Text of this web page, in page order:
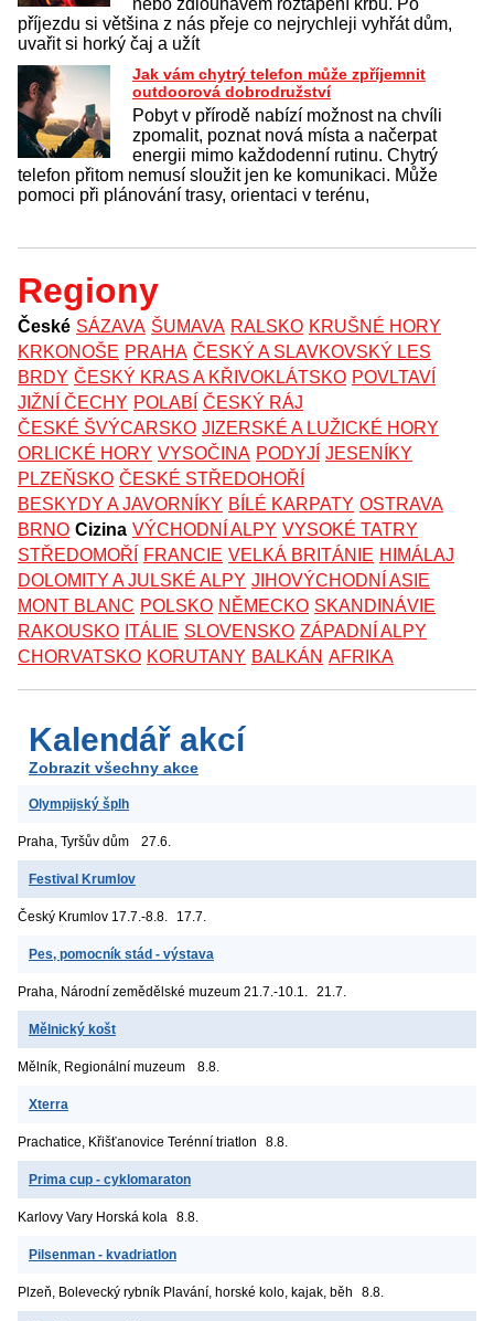
nebo zdlouhavém roztápění krbu. Po
příjezdu si většina z nás přeje co nejrychleji vyhřát dům,
uvařit si horký čaj a užít
Jak vám chytrý telefon může zpříjemnit
outdoorová dobrodružství
Pobyt v přírodě nabízí možnost na chvíli
zpomalit, poznat nová místa a načerpat
energii mimo každodenní rutinu. Chytrý
telefon přitom nemusí sloužit jen ke komunikaci. Může
pomoci při plánování trasy, orientaci v terénu,
Regiony
České SÁZAVA ŠUMAVA RALSKO KRUŠNÉ HORY
KRKONOŠE PRAHA ČESKÝ A SLAVKOVSKÝ LES
BRDY ČESKÝ KRAS A KŘIVOKLÁTSKO POVLTAVÍ
JIŽNÍ ČECHY POLABÍ ČESKÝ RÁJ
ČESKÉ ŠVÝCARSKO JIZERSKÉ A LUŽICKÉ HORY
ORLICKÉ HORY VYSOČINA PODYJÍ JESENÍKY
PLZEŇSKO ČESKÉ STŘEDOHOŘÍ
BESKYDY A JAVORNÍKY BÍLÉ KARPATY OSTRAVA
BRNO Cizina VÝCHODNÍ ALPY VYSOKÉ TATRY
STŘEDOMOŘÍ
FRANCIE VELKÁ BRITÁNIE HIMÁLAJ
DOLOMITY A JULSKÉ ALPY JIHOVÝCHODNÍ ASIE
MONT BLANC POLSKO NĚMECKO SKANDINÁVIE
RAKOUSKO ITÁLIE SLOVENSKO ZÁPADNÍ ALPY
CHORVATSKO KORUTANY BALKÁN AFRIKA
Kalendář akcí
Zobrazit všechny akce
Olympijský šplh
Praha, Tyršův dům 27.6.
Festival Krumlov
Český Krumlov 17.7.-8.8. 17.7.
Pes, pomocník stád - výstava
Praha, Národní zemědělské muzeum 21.7.-10.1. 21.7.
Mělnický košt
Mělník, Regionální muzeum 8.8.
Xterra
Prachatice, Křišťanovice Terénní triatlon 8.8.
Prima cup - cyklomaraton
Karlovy Vary Horská kola 8.8.
Pilsenman - kvadriatlon
Plzeň, Bolevecký rybník Plavání, horské kolo, kajak, běh 8.8.